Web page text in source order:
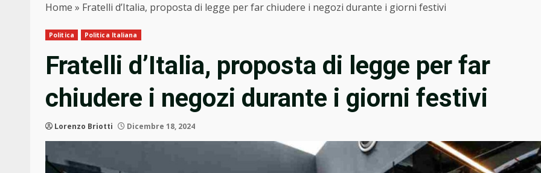
Home » Fratelli d’Italia, proposta di legge per far chiudere i negozi durante i giorni festivi
Politica Politica Italiana
Fratelli d’Italia, proposta di legge per far
chiudere i negozi durante i giorni festivi
Lorenzo Briotti Dicembre 18, 2024